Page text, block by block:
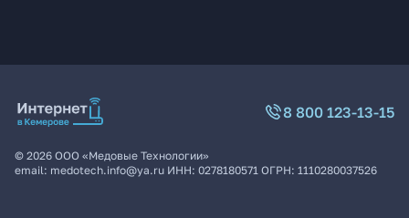
8 800 123-13-15
© 2026 ООО «Медовые Технологии»
email: medotech.info@ya.ru ИНН: 0278180571 ОГРН: 1110280037526